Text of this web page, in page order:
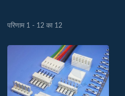
परिणाम 1 - 12 का 12